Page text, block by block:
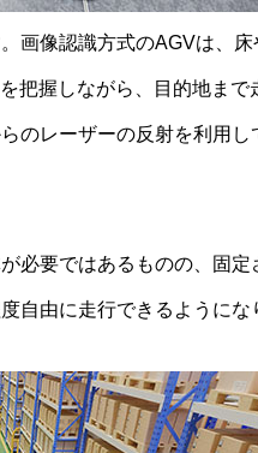
画像認識方式のAGVは、
把握しながら、目的地まで
のレーザーの反射を利用し
必要ではあるものの、固定
自由に走行できるようにな